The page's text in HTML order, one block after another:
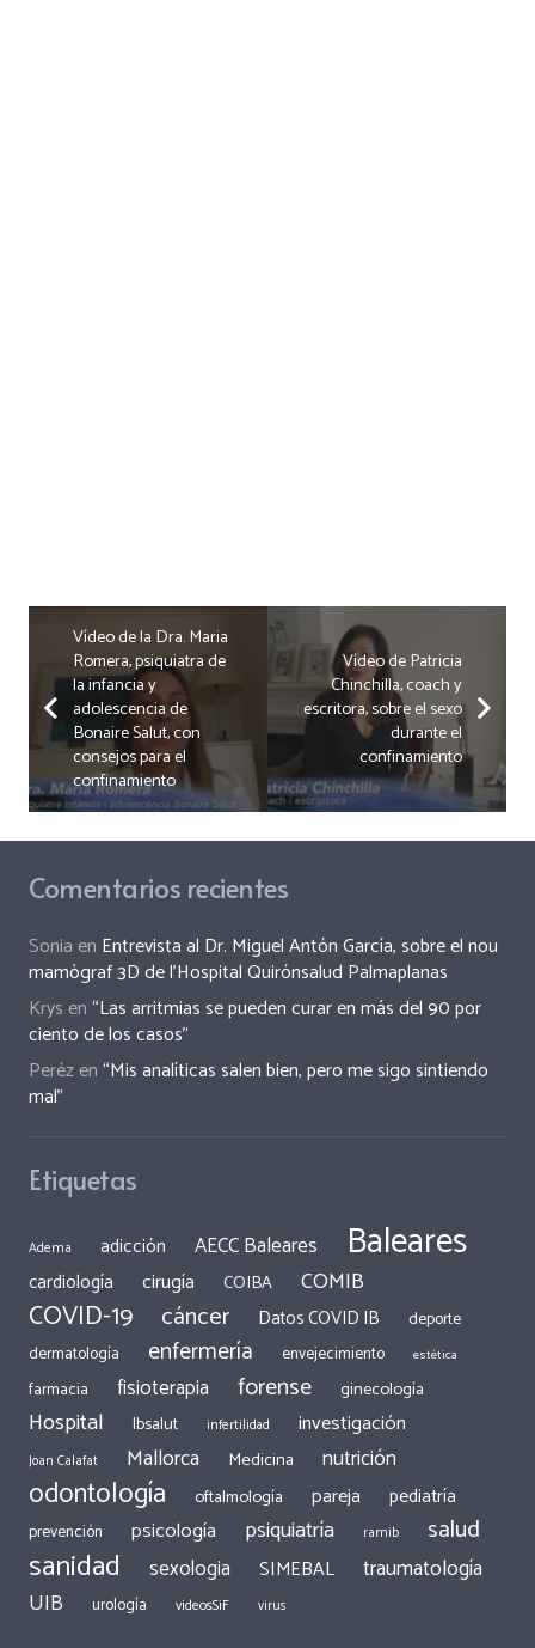
Vídeo de la Dra. Maria
Romera, psiquiatra de
la infancia y
adolescencia de
Bonaire Salut, con
consejos para el
confinamiento
Vídeo de Patricia
Chinchilla, coach y
escritora, sobre el sexo
durante el
confinamiento
Comentarios recientes
Sonia en Entrevista al Dr. Miguel Antón García, sobre el nou
mamògraf 3D de l’Hospital Quirónsalud Palmaplanas
Krys en“Las arritmias se pueden curar en más del 90 por
ciento de los casos”
Perézen“Mis analíticas salen bien, pero me sigo sintiendo
mal”
Etiquetas
Adema adicción AECC Baleares Baleares
cardiología cirugía COIBA COMIB
COVID-19 cáncer Datos COVID IB
deporte
dermatología
enfermería envejecimiento estética
farmacia fisioterapia forense ginecología
Hospital Ibsalut infertilidad investigación
Joan Calafat Mallorca Medicina nutrición
odontología oftalmología pareja pediatría
prevención psicología psiquiatría ramib salud
sanidad sexologia SIMEBAL traumatología
UIB urología videosSiF virus